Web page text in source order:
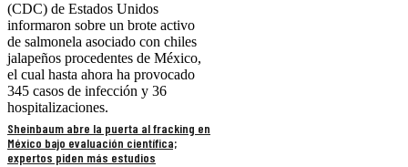
(CDC) de Estados Unidos
informaron sobre un brote activo
de salmonela asociado con chiles
jalapeños procedentes de México,
el cual hasta ahora ha provocado
345 casos de infección y 36
hospitalizaciones.
Sheinbaum abre la puerta al fracking en
México bajo evaluación científica;
expertos piden más estudios